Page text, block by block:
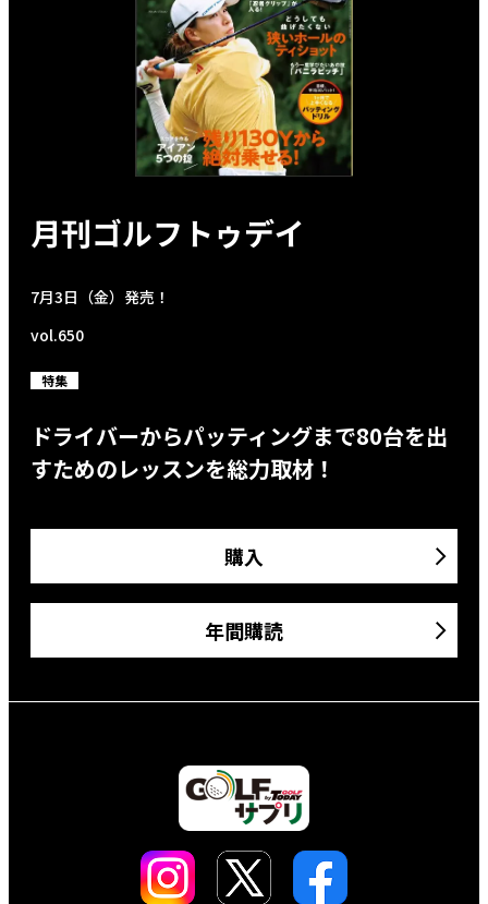
月刊ゴルフトゥデイ
7月3日（金）発売！
vol.650
特集
ドライバーからパッティングまで80台を出
すためのレッスンを総力取材！
購入
年間購読